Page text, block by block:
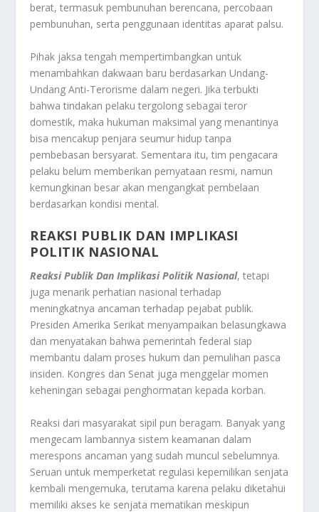
berat, termasuk pembunuhan berencana, percobaan
pembunuhan, serta penggunaan identitas aparat palsu.
Pihak jaksa tengah mempertimbangkan untuk
menambahkan dakwaan baru berdasarkan Undang-
Undang Anti-Terorisme dalam negeri. Jika terbukti
bahwa tindakan pelaku tergolong sebagai teror
domestik, maka hukuman maksimal yang menantinya
bisa mencakup penjara seumur hidup tanpa
pembebasan bersyarat. Sementara itu, tim pengacara
pelaku belum memberikan pernyataan resmi, namun
kemungkinan besar akan mengangkat pembelaan
berdasarkan kondisi mental.
REAKSI PUBLIK DAN IMPLIKASI
POLITIK NASIONAL
Reaksi Publik Dan Implikasi Politik Nasional, tetapi
juga menarik perhatian nasional terhadap
meningkatnya ancaman terhadap pejabat publik.
Presiden Amerika Serikat menyampaikan belasungkawa
dan menyatakan bahwa pemerintah federal siap
membantu dalam proses hukum dan pemulihan pasca
insiden. Kongres dan Senat juga menggelar momen
keheningan sebagai penghormatan kepada korban.
Reaksi dari masyarakat sipil pun beragam. Banyak yang
mengecam lambannya sistem keamanan dalam
merespons ancaman yang sudah muncul sebelumnya.
Seruan untuk memperketat regulasi kepemilikan senjata
kembali mengemuka, terutama karena pelaku diketahui
memiliki akses ke senjata mematikan meskipun